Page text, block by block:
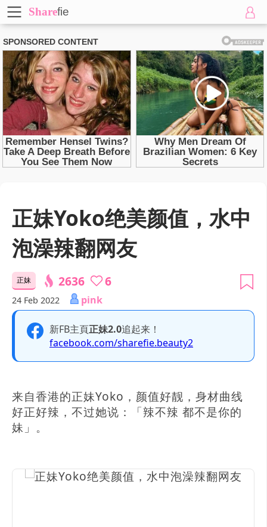
Sharefie
正妹Yoko绝美颜值，水中
泡澡辣翻网友
正妹 2636 6
24 Feb 2022 pink
新FB主頁正妹2.0追起来！
facebook.com/sharefie.beauty2
来自香港的正妹Yoko，颜值好靓，身材曲线
好正好辣，不过她说：「辣不辣 都不是你的
妹」。